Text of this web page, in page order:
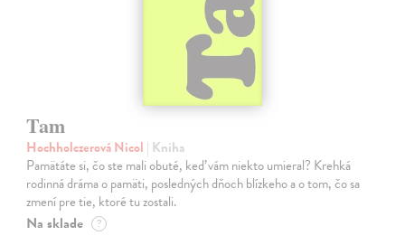
Tam
Hochholczerová Nicol | Kniha
Pamätáte si, čo ste mali obuté, keď vám niekto umieral? Krehká
rodinná dráma o pamäti, posledných dňoch blízkeho a o tom, čo sa
zmení pre tie, ktoré tu zostali.
Na sklade ?